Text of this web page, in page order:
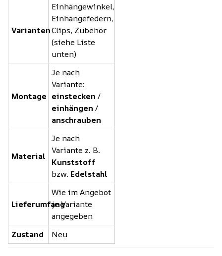
Varianten
Einhängewinkel,
Einhängefedern,
Clips, Zubehör
(siehe Liste
unten)
Montage
Je nach
Variante:
einstecken/
einhängen/
anschrauben
Material
Je nach
Variante z. B.
Kunststoff
bzw. Edelstahl
Lieferumfang
Wie im Angebot
je Variante
angegeben
Zustand
Neu